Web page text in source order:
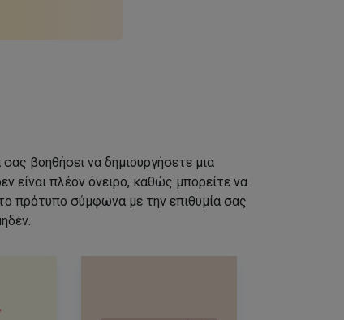
βοηθήσει να δημιουργήσετε μια
είναι πλέον όνειρο, καθώς μπορείτε να
πρότυπο σύμφωνα με την επιθυμία σας